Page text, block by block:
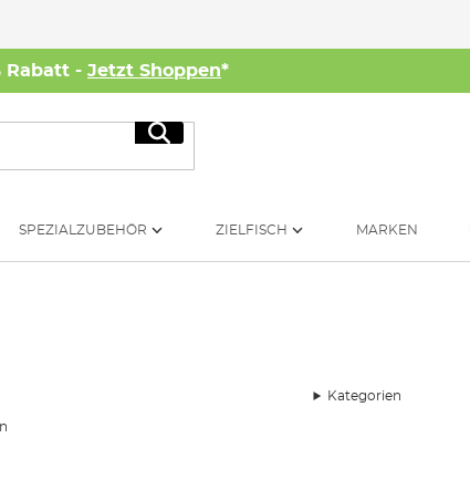
Rabatt - Jetzt Shoppen*
Suche
SPEZIALZUBEHÖR ZIELFISCH MARKEN
Kategorien